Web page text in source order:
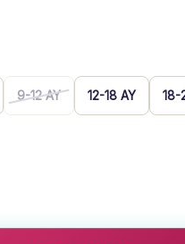
9-12 AY 12-18 AY 18-